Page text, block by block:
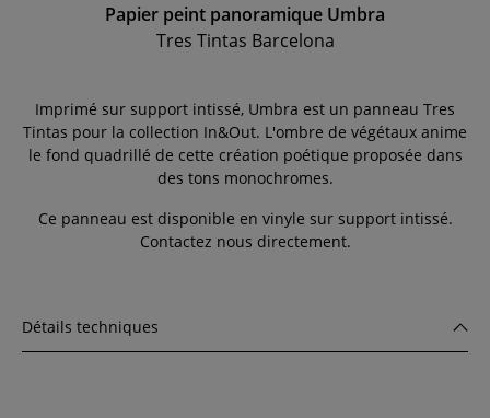
Papier peint panoramique Umbra
Tres Tintas Barcelona
Imprimé sur support intissé, Umbra est un panneau Tres
Tintas pour la collection In&Out. L'ombre de végétaux anime
le fond quadrillé de cette création poétique proposée dans
des tons monochromes.
Ce panneau est disponible en vinyle sur support intissé.
Contactez nous directement.
Détails techniques